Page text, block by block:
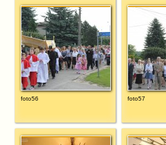
foto56 foto57